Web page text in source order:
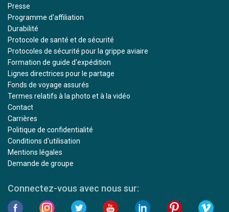
Presse
Programme d'affiliation
Durabilité
Protocole de santé et de sécurité
Protocoles de sécurité pour la grippe aviaire
Formation de guide d'expédition
Lignes directrices pour le partage
Fonds de voyage assurés
Termes relatifs à la photo et à la vidéo
Contact
Carrières
Politique de confidentialité
Conditions d'utilisation
Mentions légales
Demande de groupe
Connectez-vous avec nous sur: